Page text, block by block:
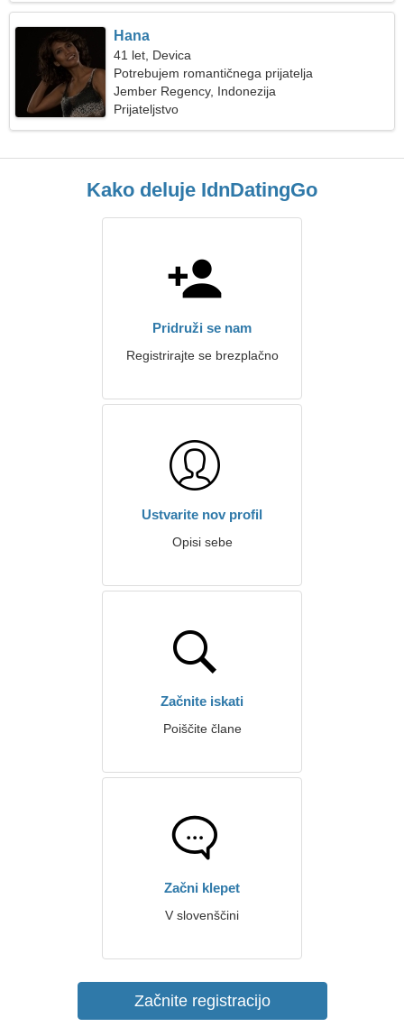
Hana
41 let, Devica
Potrebujem romantičnega prijatelja
Jember Regency, Indonezija
Prijateljstvo
Kako deluje IdnDatingGo
Pridruži se nam
Registrirajte se brezplačno
Ustvarite nov profil
Opisi sebe
Začnite iskati
Poiščite člane
Začni klepet
V slovenščini
Začnite registracijo